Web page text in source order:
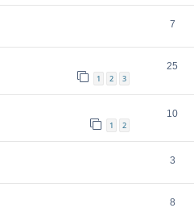
7
1 2 3
25
1 2
10
3
8